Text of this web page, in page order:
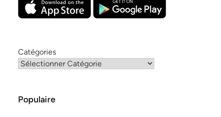
Catégories
Populaire